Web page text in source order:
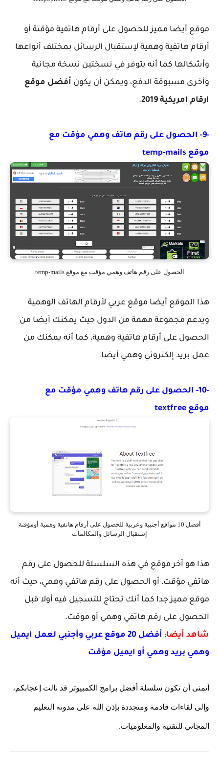
موقع أيضا مميز للحصول على أرقام هاتفية مؤقتة أو
أرقام هاتفية وهمية لإستقبال الرسائل بمختلف أنواعها
وأشكالها كما أنه يتوفر في نسختين نسخة مجانية
وأخرى مسبوقة الدفع، ويمكن أن يكون أفضل موقع
ارقام امريكية 2019
.
-9- الحصول على رقم هاتف وهمي مؤقت مع
موقع temp-mails
الحصول على رقم هاتف وهمي مؤقت مع موقع temp-mails
هذا الموقع أيضا موقع عربي لأرقام الهاتف الوهمية
ويدعم مجموعة مهمة من الدول حيث يمكنك أيضا من
الحصول على أرقام هاتفية وهمية، كما أنه يمكنك من
عمل بريد إلكتروني وهمي أيضا.
-10- الحصول على رقم هاتف وهمي مؤقت مع
موقع textfree
أفضل 10 مواقع أجنبية وعربية للحصول على أرقام هاتفية وهمية أومؤقتة
إستقبال الرسائل والمكالمات
هذا هو آخر موقع في هذه السلسلة للحصول على رقم
هاتفي مؤقت، أو الحصول على رقم هاتفي وهمي، حيث أنه
موقع مميز جدا كما أنك تحتاج للتسجيل فيه أولا قبل
الحصول على رقم هاتفي وهمي أو مؤقت.
شاهد أيضا:
أفضل 20 موقع عربي وأجنبي لعمل ايميل
وهمي بريد وهمي أو ايميل مؤقت
أتمنى أن تكون سلسلة أفضل برامج الكمبيوتر قد نالت إعجابكم،
وإلى لقاءات قادمة ومتجددة بإذن الله على مدونة التعليم
المجاني للتقنية والمعلوميات.